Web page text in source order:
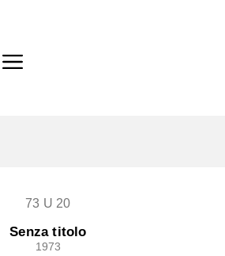
73 U 20
Senza titolo
1973